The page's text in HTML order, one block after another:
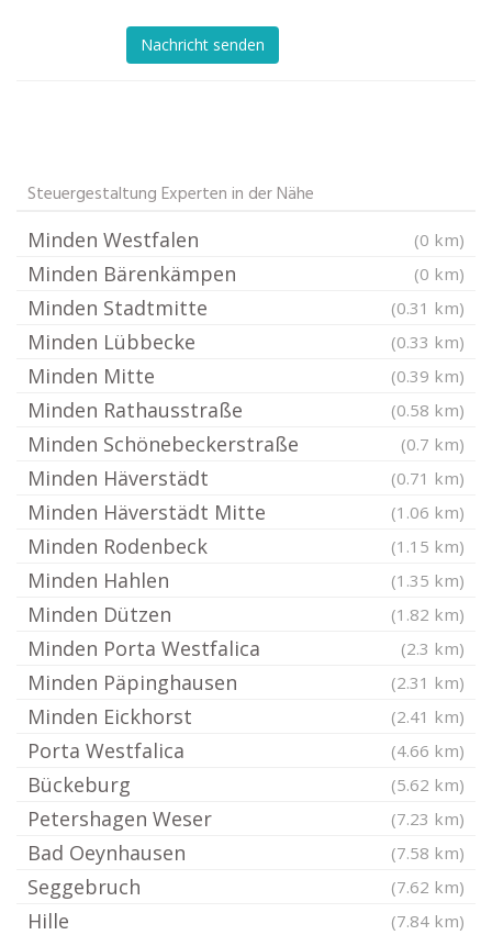
Nachricht senden
Steuergestaltung Experten in der Nähe
Minden Westfalen (0 km)
Minden Bärenkämpen (0 km)
Minden Stadtmitte (0.31 km)
Minden Lübbecke (0.33 km)
Minden Mitte (0.39 km)
Minden Rathausstraße (0.58 km)
Minden Schönebeckerstraße (0.7 km)
Minden Häverstädt (0.71 km)
Minden Häverstädt Mitte (1.06 km)
Minden Rodenbeck (1.15 km)
Minden Hahlen (1.35 km)
Minden Dützen (1.82 km)
Minden Porta Westfalica (2.3 km)
Minden Päpinghausen (2.31 km)
Minden Eickhorst (2.41 km)
Porta Westfalica (4.66 km)
Bückeburg (5.62 km)
Petershagen Weser (7.23 km)
Bad Oeynhausen (7.58 km)
Seggebruch (7.62 km)
Hille (7.84 km)